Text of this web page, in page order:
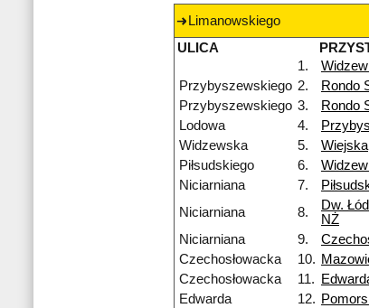
Limanowskiego
ULICA
1.
Przybyszewskiego 2. Rondo
Przybyszewskiego 3. Rondo
Lodowa
4.
Widzewska
5. Wiejska
Piłsudskiego
6.
Niciarniana
7.
Niciarniana
8.
Dw.
NŻ
Niciarniana 9.
Czechosłowacka
10.
Czechosłowacka
11.
Edwarda
12.